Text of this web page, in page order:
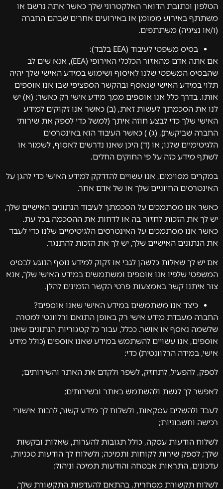
הטלפון וכתובת הדואר האלקטרוני שלך כאשר אתה נרשם או
משתתף באירוע ממומן או באירועים אחרים שבהם החברה
(ו/או נציגיה) משתתפים.
בסיס משפטי לעיבוד (EEA בלבד):
אם אתה אדם מהאזור הכלכלי האירופי (EEA), אנא שים לב
שהבסיס המשפטי שלנו לאיסוף ושימוש במידע האישי שלך יהיה
תלוי במידע האישי שנאסף ובהקשר הספציפי שבו אנו אוספים
אותו. בדרך כלל אנו אוספים ממך מידע אישי רק כאשר: (א) יש
לנו את הסכמתך לעשות זאת, (ב) כאשר אנו זקוקים למידע
האישי שלך כדי לבצע חוזה איתך (למשל כדי לספק את שירותי
החברה שביקשת), (ג) ) כאשר העיבוד הוא באינטרסים
הלגיטימיים שלנו; או (ד) היכן שאנו נדרשים לאסוף, לשמור או
לשתף מידע כזה על פי החוקים החלים.
במקרים מסוימים, אנו עשויים להזדקק למידע האישי כדי להגן על
האינטרסים החיוניים שלך או של אדם אחר.
כאשר אנו מסתמכים על הסכמתך לעיבוד הנתונים האישיים שלך,
יש לך את הזכות לחזור בה או לדחות את ההסכמה בכל עת.
כאשר אנו מסתמכים על האינטרסים הלגיטימיים שלנו כדי לעבד
את הנתונים האישיים שלך, יש לך את הזכות להתנגד.
אם יש לך שאלות כלשהן לגבי או זקוק למידע נוסף הנוגע לבסיס
המשפטי שלפיו אנו אוספים ומשתמשים במידע האישי שלך, אנא
צור איתנו קשר באמצעות פרטי הקשר הזמינים להלן.
כיצד אנו משתמשים במידע האישי שאנו אוספים?
החברה מעבדת מידע אישי רק באופן התואם ורלוונטי למטרה
שלשמה נאסף או אושר. ככלל, עבור כל קטגוריות הנתונים שאנו
אוספים, אנו עשויים להשתמש במידע שאנו אוספים (כולל מידע
אישי, במידה הרלוונטית) כדי:
לספק, להפעיל, לתחזק, לשפר ולקדם את האתר והשירותים;
לאפשר לך לגשת ולהשתמש באתר ובשירותים;
לעבד ולהשלים עסקאות, ולשלוח לך מידע קשור, לרבות אישורי
רכישה וחשבוניות;
לשלוח הודעות עסקה, כולל תגובות להערות, שאלות ובקשות
שלך; לספק שירות לקוחות ותמיכה; ולשלוח לך הודעות טכניות,
עדכונים, התראות אבטחה והודעות תמיכה וניהול;
לשלוח תקשורת מסחרית, בהתאם להעדפות התקשורת שלך,